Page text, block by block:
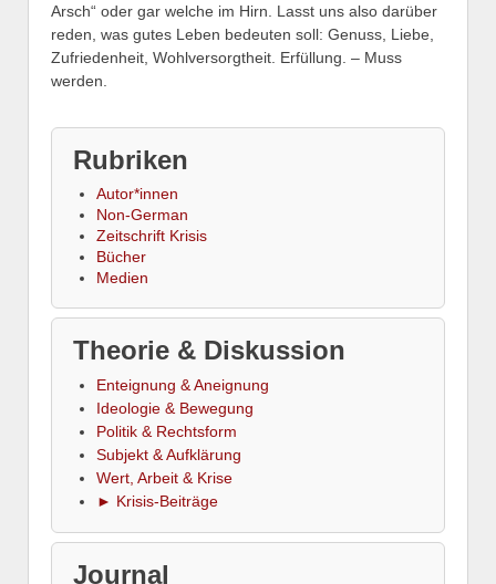
Arsch“ oder gar welche im Hirn. Lasst uns also darüber
reden, was gutes Leben bedeuten soll: Genuss, Liebe,
Zufriedenheit, Wohlversorgtheit. Erfüllung. – Muss
werden.
Rubriken
Autor*innen
Non-German
Zeitschrift Krisis
Bücher
Medien
Theorie & Diskussion
Enteignung & Aneignung
Ideologie & Bewegung
Politik & Rechtsform
Subjekt & Aufklärung
Wert, Arbeit & Krise
► Krisis-Beiträge
Journal